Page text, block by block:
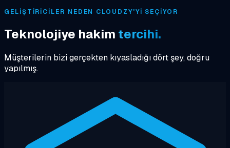
GELIŞTIRICILER NEDEN CLOUDZY'YI SEÇIYOR
Teknolojiye hakim tercihi.
Müşterilerin bizi gerçekten kıyasladığı dört şey, doğru
yapılmış.